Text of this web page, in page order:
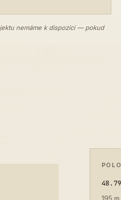
nemáme k dispozici — pokud
195 m